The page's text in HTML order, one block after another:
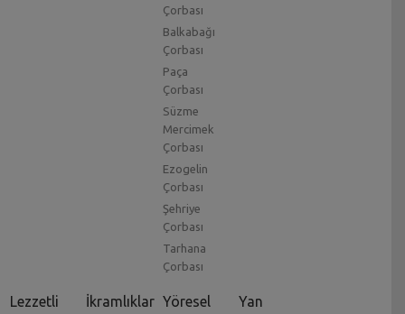
Çorbası
Balkabağı
Çorbası
Paça
Çorbası
Süzme
Mercimek
Çorbası
Ezogelin
Çorbası
Şehriye
Çorbası
Tarhana
Çorbası
Lezzetli
İkramlıklar Yöresel
Yan